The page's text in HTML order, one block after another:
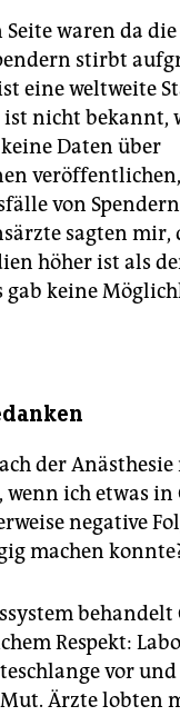
waren da
stirbt
eine weltweite
nicht bekannt,
Daten über
von
sagten mir,
höher ist als
gab keine
der
wenn ich etwas in
negative
machen
Respekt:
vor
Ärzte lobten